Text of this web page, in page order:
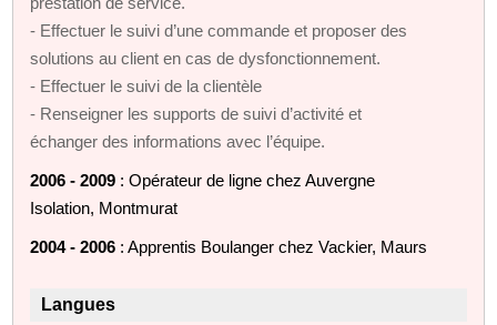
- Effectuer le suivi d’une commande et proposer des
solutions au client en cas de dysfonctionnement.
- Effectuer le suivi de la clientèle
- Renseigner les supports de suivi d’activité et
échanger des informations avec l’équipe.
2006 - 2009 : Opérateur de ligne chez Auvergne
Isolation, Montmurat
2004 - 2006 : Apprentis Boulanger chez Vackier, Maurs
Langues